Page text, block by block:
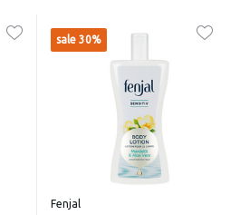
sale 30%
Fenjal